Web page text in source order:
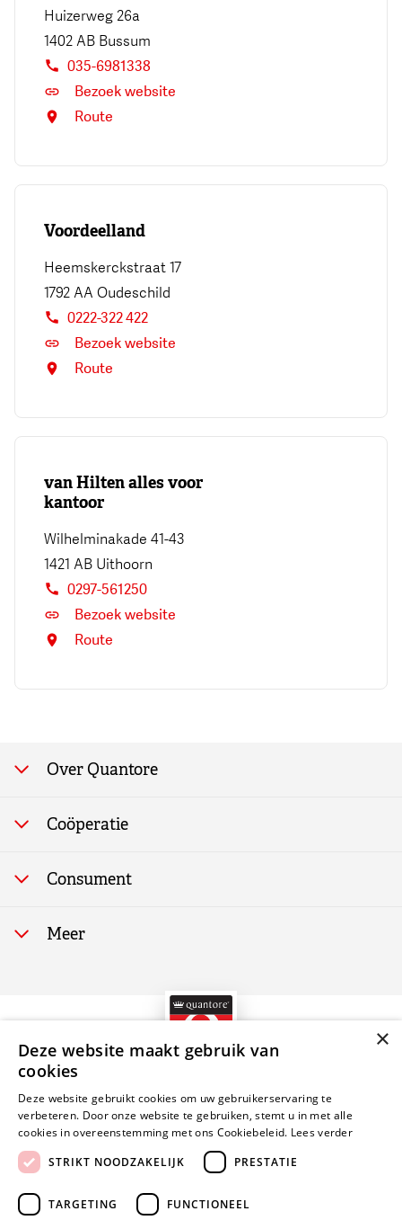
Huizerweg 26a
1402 AB Bussum
035-6981338
Bezoek website
Route
Voordeelland
Heemskerckstraat 17
1792 AA Oudeschild
0222-322 422
Bezoek website
Route
van Hilten alles voor
kantoor
Wilhelminakade 41-43
1421 AB Uithoorn
0297-561250
Bezoek website
Route
Over Quantore
100 jaar Quantore
Feiten & cijfers
Kwaliteit en ISO
Coöperatie
Assortiment
Verkoopondersteuning
Consument
Quantore merk
Meer
Contact
Quantore B.V. Zilverwerf 15
6641 TC Beuningen
Nederland
Privacy policy
Toegankelijkheidsverklaring
×
Deze website maakt gebruik van
cookies
Deze website gebruikt cookies om uw gebruikerservaring te
verbeteren. Door onze website te gebruiken, stemt u in met alle
cookies in overeenstemming met ons Cookiebeleid. Lees verder
STRIKT NOODZAKELIJK
PRESTATIE
TARGETING FUNCTIONEEL